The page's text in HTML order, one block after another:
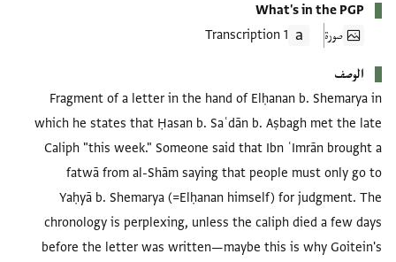
What's in the PGP
صورة
1 Transcription
الوصف
Fragment of a letter in the hand of Elḥanan b. Shemarya in
which he states that Ḥasan b. Saʿdān b. Aṣbagh met the late
Caliph "this week." Someone said that Ibn ʿImrān brought a
fatwā from al-Shām saying that people must only go to
Yaḥyā b. Shemarya (=Elḥanan himself) for judgment. The
chronology is perplexing, unless the caliph died a few days
before the letter was written—maybe this is why Goitein's